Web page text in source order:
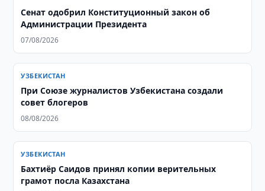
Сенат одобрил Конституционный закон об
Администрации Президента
07/08/2026
УЗБЕКИСТАН
При Союзе журналистов Узбекистана создали
совет блогеров
08/08/2026
УЗБЕКИСТАН
Бахтиёр Саидов принял копии верительных
грамот посла Казахстана